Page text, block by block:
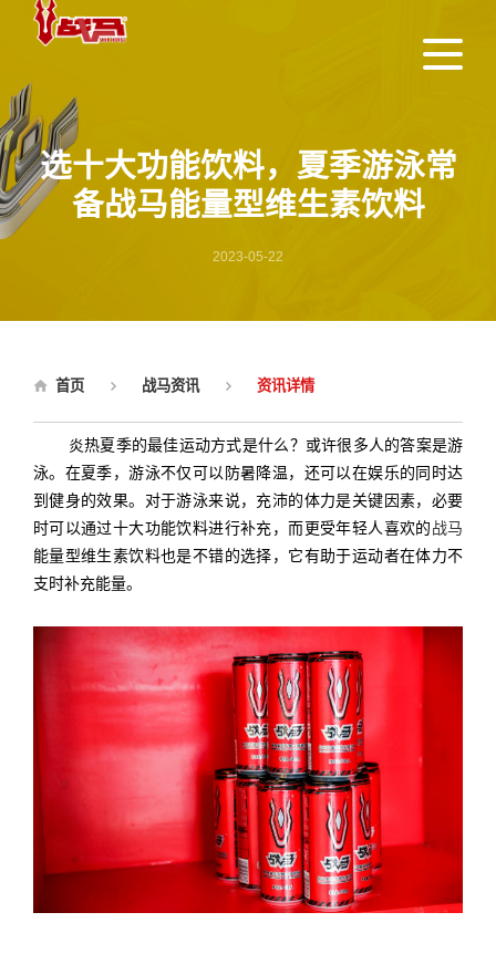
选十大功能饮料，夏季游泳常
备战马能量型维生素饮料
2023-05-22
首页 战马资讯 资讯详情
炎热夏季的最佳运动方式是什么？或许很多人的答案是游
泳。在夏季，游泳不仅可以防暑降温，还可以在娱乐的同时达
到健身的效果。对于游泳来说，充沛的体力是关键因素，必要
时可以通过十大功能饮料进行补充，而更受年轻人喜欢的 战马
能量型维生素饮料也是不错的选择，它有助于运动者在体力不
支时补充能量。